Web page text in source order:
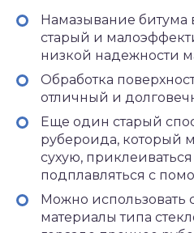
Намазывание битума
старый и
низкой надежности
Обработка
отличный и
Еще один старый
рубероида, который
сухую,
подплавляться с
Можно использовать
материалы типа